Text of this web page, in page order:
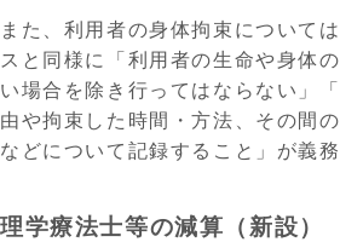
また、 利用者の身体拘束について
スと同様に「 利用者の生命や身体
い場合を除き行ってはならない」
由や拘束した時間
・方法 、その間
などについて記録すること 」 が義
理学療法士等の減算（新設）